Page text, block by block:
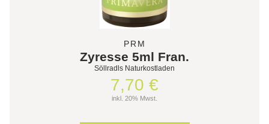
PRM
Zyresse 5ml Fran.
Söllradls Naturkostladen
7,70 €
inkl. 20% Mwst.